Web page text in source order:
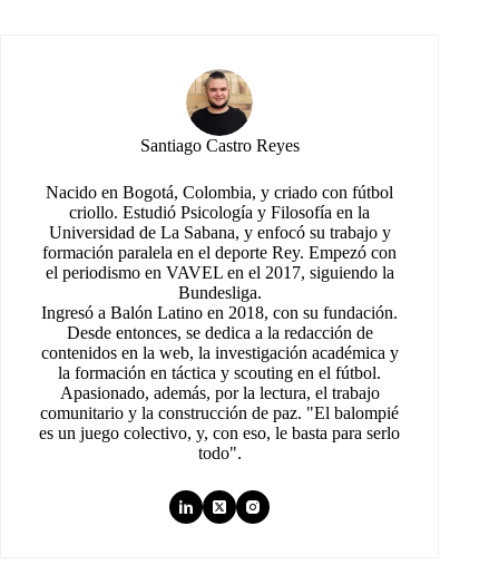
Santiago Castro Reyes
Nacido en Bogotá, Colombia, y criado con fútbol
criollo. Estudió Psicología y Filosofía en la
Universidad de La Sabana, y enfocó su trabajo y
formación paralela en el deporte Rey. Empezó con
el periodismo en VAVEL en el 2017, siguiendo la
Bundesliga.
Ingresó a Balón Latino en 2018, con su fundación.
Desde entonces, se dedica a la redacción de
contenidos en la web, la investigación académica y
la formación en táctica y scouting en el fútbol.
Apasionado, además, por la lectura, el trabajo
comunitario y la construcción de paz. "El balompié
es un juego colectivo, y, con eso, le basta para serlo
todo".